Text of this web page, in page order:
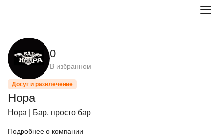
0
В избранном
Досуг и развлечение
Нора
Нора | Бар, просто бар
Подробнее о компании